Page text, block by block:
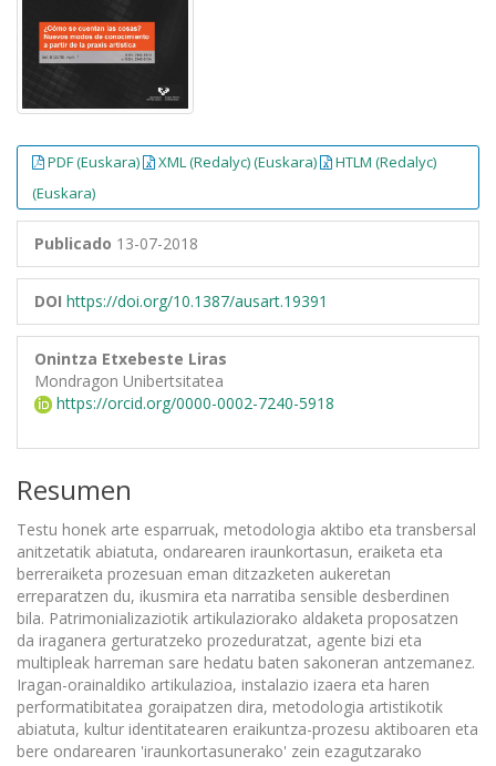
PDF (Euskara) XML (Redalyc) (Euskara)
HTLM (Redalyc)
(Euskara)
Publicado 13-07-2018
DOI https://doi.org/10.1387/ausart.19391
Onintza Etxebeste Liras
Mondragon Unibertsitatea
https://orcid.org/0000-0002-7240-5918
Resumen
Testu honek arte esparruak, metodologia aktibo eta transbersal
anitzetatik abiatuta, ondarearen iraunkortasun, eraiketa eta
berreraiketa prozesuan eman ditzazketen aukeretan
erreparatzen du, ikusmira eta narratiba sensible desberdinen
bila. Patrimonializaziotik artikulaziorako aldaketa proposatzen
da iraganera gerturatzeko prozeduratzat, agente bizi eta
multipleak harreman sare hedatu baten sakoneran antzemanez.
Iragan-orainaldiko artikulazioa, instalazio izaera eta haren
performatibitatea goraipatzen dira, metodologia artistikotik
abiatuta, kultur identitatearen eraikuntza-prozesu aktiboaren eta
bere ondarearen 'iraunkortasunerako' zein ezagutzarako